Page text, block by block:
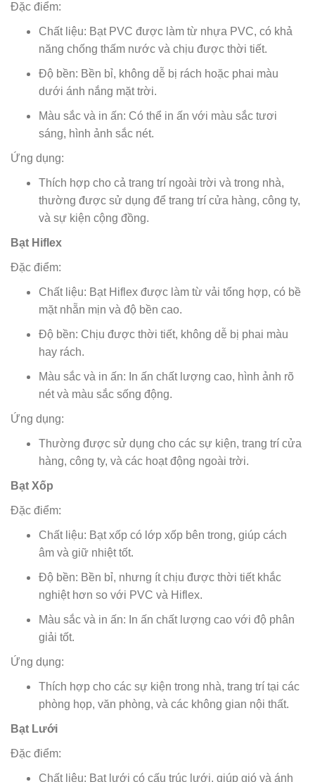
Đặc điểm:
Chất liệu: Bạt PVC được làm từ nhựa PVC, có khả
năng chống thấm nước và chịu được thời tiết.
Độ bền: Bền bỉ, không dễ bị rách hoặc phai màu
dưới ánh nắng mặt trời.
Màu sắc và in ấn: Có thể in ấn với màu sắc tươi
sáng, hình ảnh sắc nét.
Ứng dụng:
Thích hợp cho cả trang trí ngoài trời và trong nhà,
thường được sử dụng để trang trí cửa hàng, công ty,
và sự kiện cộng đồng.
Bạt Hiflex
Đặc điểm:
Chất liệu: Bạt Hiflex được làm từ vải tổng hợp, có bề
mặt nhẵn mịn và độ bền cao.
Độ bền: Chịu được thời tiết, không dễ bị phai màu
hay rách.
Màu sắc và in ấn: In ấn chất lượng cao, hình ảnh rõ
nét và màu sắc sống động.
Ứng dụng:
Thường được sử dụng cho các sự kiện, trang trí cửa
hàng, công ty, và các hoạt động ngoài trời.
Bạt Xốp
Đặc điểm:
Chất liệu: Bạt xốp có lớp xốp bên trong, giúp cách
âm và giữ nhiệt tốt.
Độ bền: Bền bỉ, nhưng ít chịu được thời tiết khắc
nghiệt hơn so với PVC và Hiflex.
Màu sắc và in ấn: In ấn chất lượng cao với độ phân
giải tốt.
Ứng dụng:
Thích hợp cho các sự kiện trong nhà, trang trí tại các
phòng họp, văn phòng, và các không gian nội thất.
Bạt Lưới
Đặc điểm:
Chất liệu: Bạt lưới có cấu trúc lưới, giúp gió và ánh